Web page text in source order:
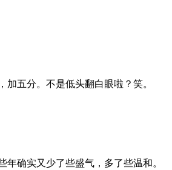
加五分。不是低头翻白眼啦？笑。
年确实又少了些盛气，多了些温和。